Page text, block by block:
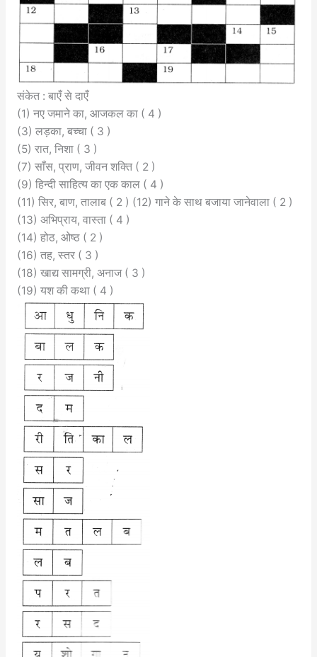
संकेत : बाएँ से दाएँ
(1) नए जमाने का, आजकल का ( 4 )
(3) लड़का, बच्चा ( 3 )
(5) रात, निशा ( 3 )
(7) साँस, प्राण, जीवन शक्ति ( 2 )
(9) हिन्दी साहित्य का एक काल ( 4 )
(11) सिर, बाण, तालाब ( 2 ) (12) गाने के साथ बजाया जानेवाला ( 2 )
(13) अभिप्राय, वास्ता ( 4 )
(14) होठ, ओष्ठ ( 2 )
(16) तह, स्तर ( 3 )
(18) खाद्य सामग्री, अनाज ( 3 )
(19) यश की कथा ( 4 )